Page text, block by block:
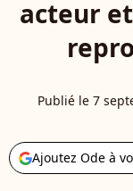
acteur
Publié le 7
Ajoutez Ode à